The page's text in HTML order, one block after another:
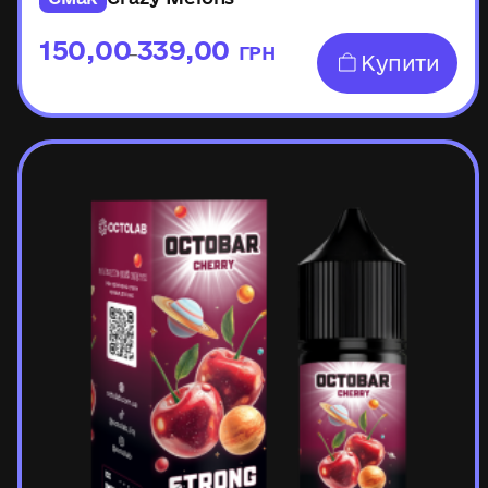
150,00
–339,00 ГРН Купити